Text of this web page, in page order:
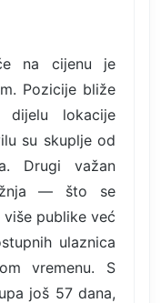
na cijenu je
Pozicije bliže
dijelu lokacije
su skuplje od
Drugi važan
— što se
publike već
ulaznica
vremenu. S
još 57 dana,